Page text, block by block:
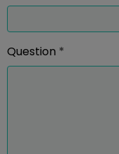
Question